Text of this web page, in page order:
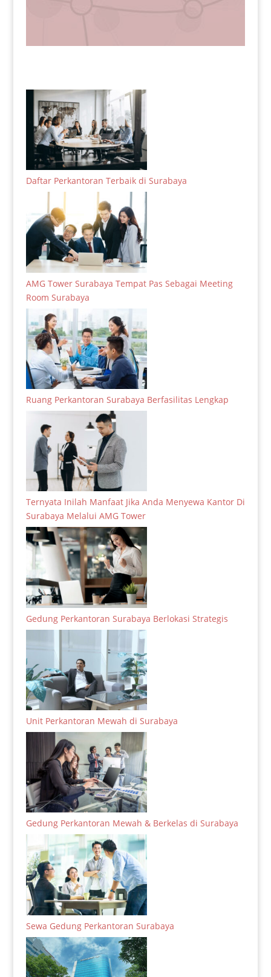
Daftar Perkantoran Terbaik di Surabaya
AMG Tower Surabaya Tempat Pas Sebagai Meeting
Room Surabaya
Ruang Perkantoran Surabaya Berfasilitas Lengkap
Ternyata Inilah Manfaat Jika Anda Menyewa Kantor Di
Surabaya Melalui AMG Tower
Gedung Perkantoran Surabaya Berlokasi Strategis
Unit Perkantoran Mewah di Surabaya
Gedung Perkantoran Mewah & Berkelas di Surabaya
Sewa Gedung Perkantoran Surabaya